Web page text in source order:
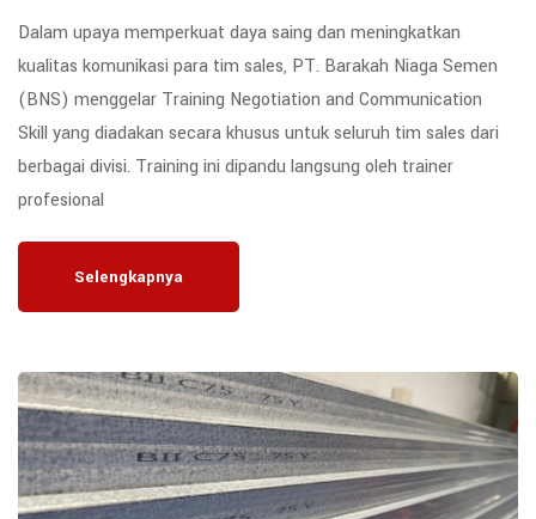
Dalam upaya memperkuat daya saing dan meningkatkan
kualitas komunikasi para tim sales, PT. Barakah Niaga Semen
(BNS) menggelar Training Negotiation and Communication
Skill yang diadakan secara khusus untuk seluruh tim sales dari
berbagai divisi. Training ini dipandu langsung oleh trainer
profesional
Selengkapnya